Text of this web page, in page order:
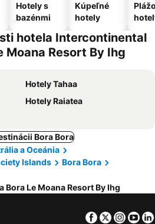
Hotely s
bazénmi
Kúpeľné
hotely
hotela Intercontinental
Moana Resort By Ihg
Hotely Tahaa
Hotely Raiatea
Bora Bora
a Oceánia
Islands
Bora Bora
Le Moana Resort By Ihg
Facebook
Twitter